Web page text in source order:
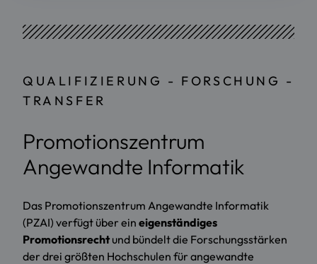
QUALIFIZIERUNG - FORSCHUNG -
TRANSFER
Promotionszentrum
Angewandte Informatik
Das Promotionszentrum Angewandte Informatik
(PZAI) verfügt über ein eigenständiges
Promotionsrechtund bündelt die Forschungsstärken
der drei größten Hochschulen für angewandte